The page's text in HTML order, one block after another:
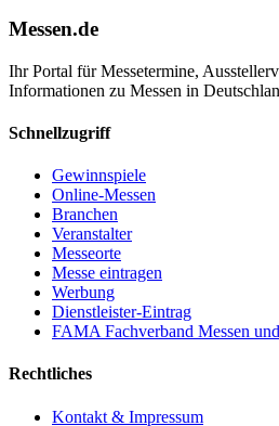
Messen.de
Ihr Portal für Messetermine,
Informationen zu Messen in
Schnellzugriff
Gewinnspiele
Online-Messen
Branchen
Veranstalter
Messeorte
Messe eintragen
Werbung
Dienstleister-Eintrag
FAMA Fachverband Messen
Rechtliches
Kontakt & Impressum